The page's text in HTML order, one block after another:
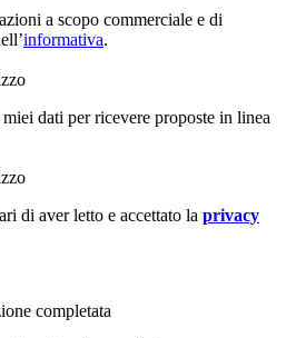
a scopo commerciale e di
informativa.
dati per ricevere proposte in linea
di aver letto e accettato la privacy
completata